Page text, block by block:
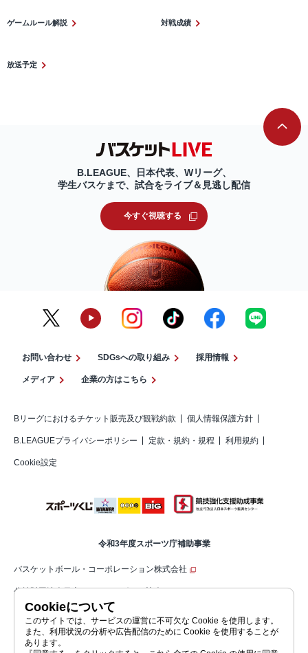
ゲームルール解説 対戦成績
放送予定
B.LEAGUE、日本代表、Wリーグ、
学生バスケまで、試合をライブ＆見逃し配信
今すぐ視聴する
お問い合わせ SDGsへの取り組み 採用情報
メディア 企業の方はこちら
Bリーグにおけるチケット販売及び観戦約款 個人情報保護方針
B.LEAGUEプライバシーポリシー 定款・規約・規程 利用規約
Cookie設定
令和3年度スポーツ庁補助事業
バスケットボール・コーポレーション株式会社
公益財団法人日本バスケットボール協会（JBA）
公益社団法人ジャパン・プロフェッショナル・バスケットボールリーグ（コ
ーポレートサイト）
Cookieについて
このサイトでは、サービスの運営に不可欠な Cookie を使用します。
また、利用状況の分析や広告配信のために Cookie を使用することが
あります。